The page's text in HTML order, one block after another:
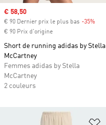
Prix soldé
€ 58,50
€ 90 Dernier prix le plus bas -35%
€ 90 Prix d'origine
Short de running adidas by Stella
McCartney
Femmes adidas by Stella
McCartney
2 couleurs